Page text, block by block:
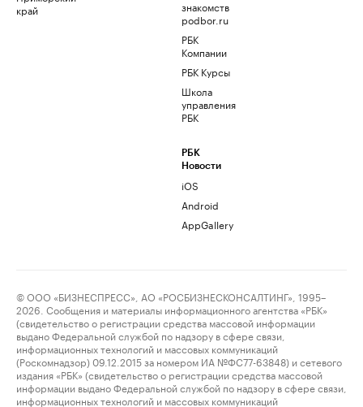
край
знакомств
podbor.ru
РБК
Компании
РБК Курсы
Школа
управления
РБК
РБК
Новости
iOS
Android
AppGallery
© ООО «БИЗНЕСПРЕСС», АО «РОСБИЗНЕСКОНСАЛТИНГ», 1995–
2026. Сообщения и материалы информационного агентства «РБК»
(свидетельство о регистрации средства массовой информации
выдано Федеральной службой по надзору в сфере связи,
информационных технологий и массовых коммуникаций
(Роскомнадзор) 09.12.2015 за номером ИА №ФС77-63848) и сетевого
издания «РБК» (свидетельство о регистрации средства массовой
информации выдано Федеральной службой по надзору в сфере связи,
информационных технологий и массовых коммуникаций